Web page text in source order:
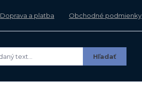
Doprava a platba Obchodné podmienky
Hľadať